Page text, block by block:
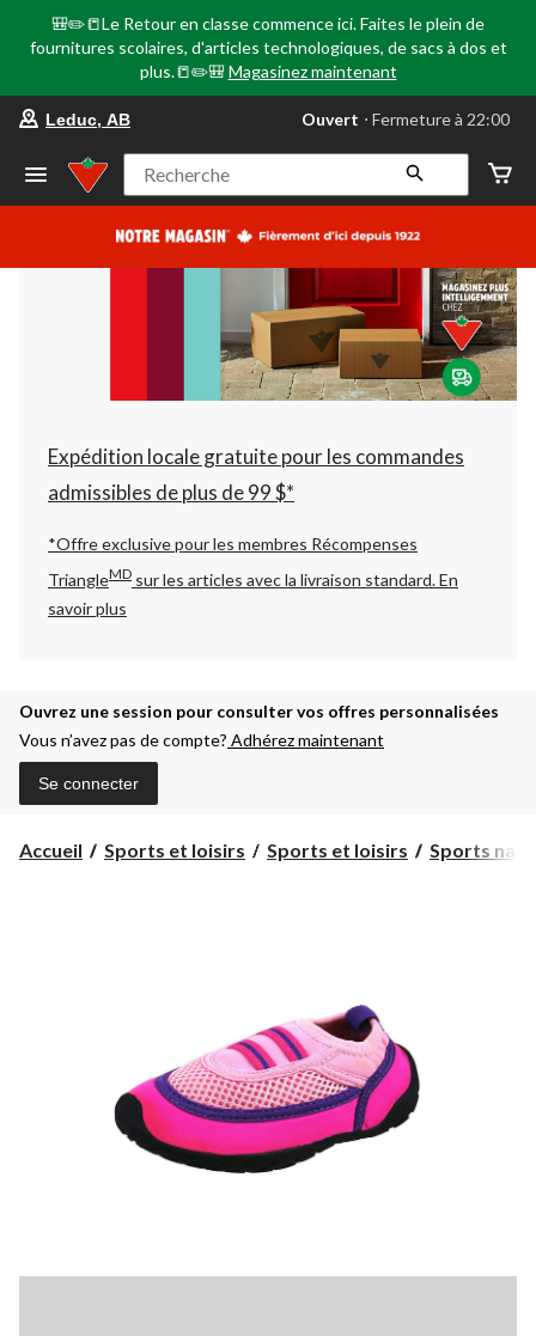
🎒✏️📒Le Retour en classe commence ici. Faites le plein de
fournitures scolaires, d'articles technologiques, de sacs à dos et
plus.📒✏️🎒 Magasinez maintenant
votre
préféré
Leduc,
AB,
courament
Fermeture
à
22:00
cliquer
pour
changer
Leduc, AB Ouvert ⋅ Fermeture à 22:00
Recherche
Expédition locale gratuite pour les commandes
admissibles de plus de 99 $*
*Offre exclusive pour les membres Récompenses
TriangleMD sur les articles avec la livraison standard.En
savoir plus
Ouvrez une session pour consulter vos offres personnalisées
Vous n’avez pas de compte? Adhérez maintenant
Se connecter
Accueil Sports et loisirs Sports et loisirs Sports